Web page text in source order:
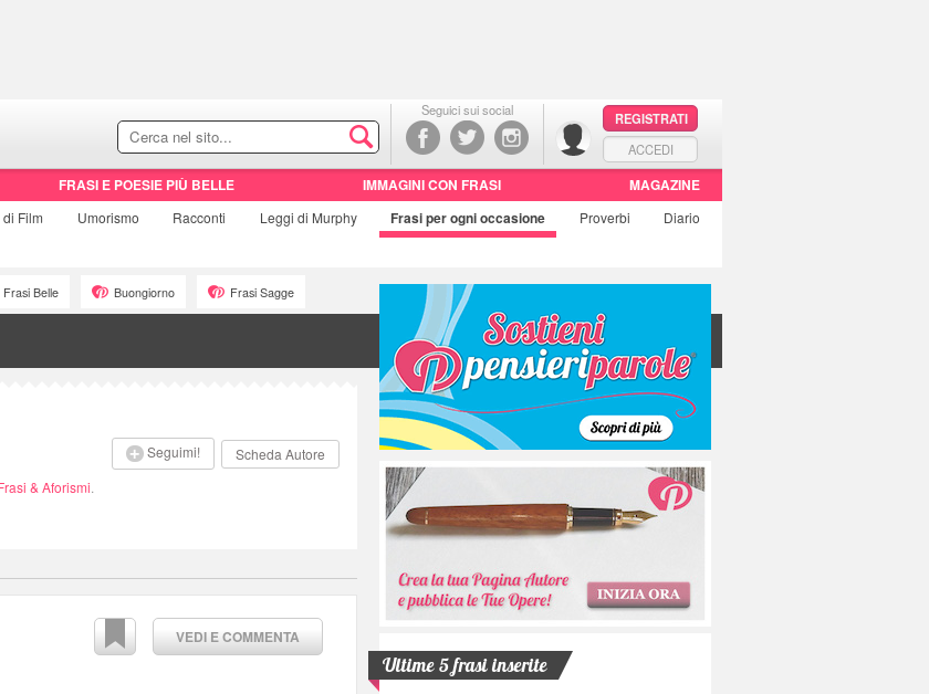
Seguici sui social
REGISTRATI
ACCEDI
FRASI E POESIE PIÙ BELLE IMMAGINI CON FRASI MAGAZINE
di Film Umorismo Racconti Leggi di Murphy Frasiper ogni occasione Proverbi
Diario
Frasi Belle Buongiorno Frasi Sagge
Seguimi! Scheda Autore
& Aforismi
VEDI E COMMENTA
Ultime 5 frasi inserite